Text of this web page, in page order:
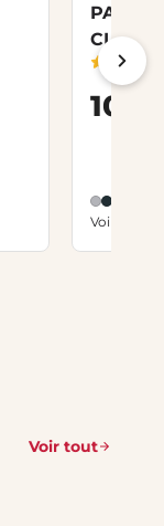
PACK
ALTHEA
101
Voir
Voir tout